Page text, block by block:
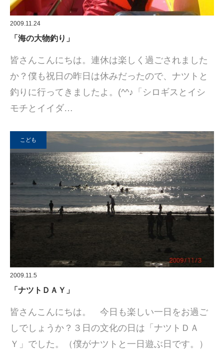
2009.11.24
「海の大物釣り」
皆さんこんにちは。連休は楽しく過ごされました
か？僕も祝日の昨日は休みだったので、ナツトと
釣りに行ってきましたよ。(^^♪「シロギスとイシ
モチとイイダ…
こども
2009.11.5
「ナツトＤＡＹ」
皆さんこんにちは。 今日も楽しい一日をお過ご
しでしょうか？３日の文化の日は「ナツトＤＡ
Ｙ」でした。（僕がナツトと一日遊ぶ日です。）